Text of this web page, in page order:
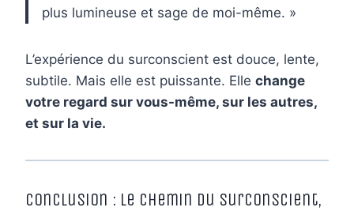
plus lumineuse et sage de moi-même. »
L’expérience du surconscient est douce, lente,
subtile. Mais elle est puissante. Elle change
votre regard sur vous-même, sur les autres,
et sur la vie.
Conclusion : Le Chemin du Surconscient,